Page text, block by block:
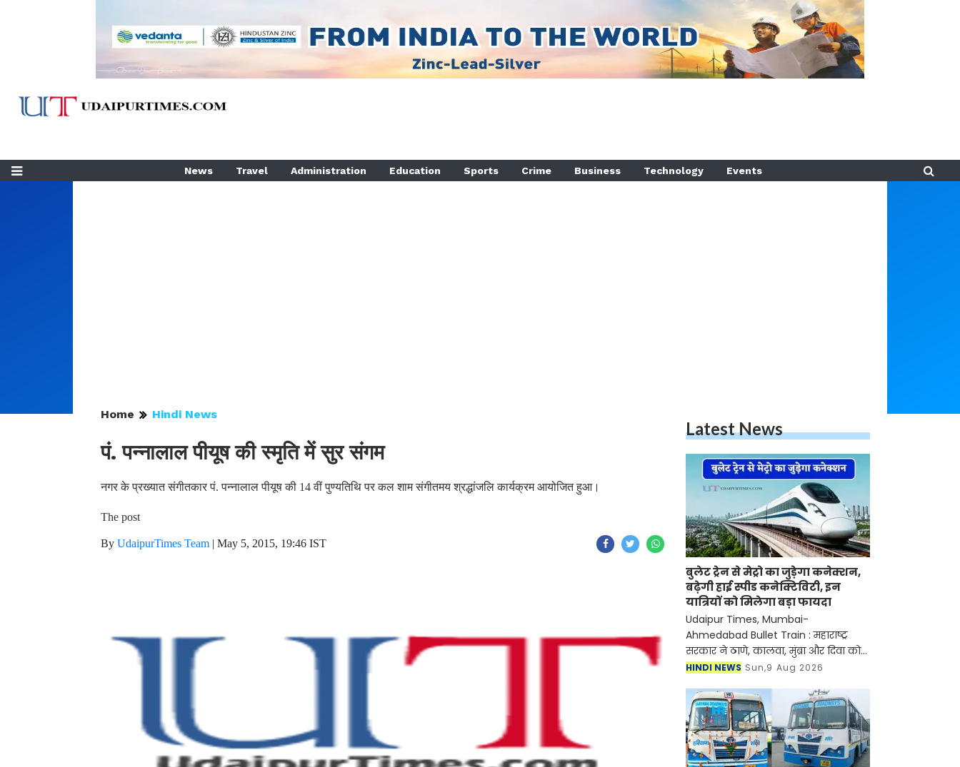
News Travel Administration Education Sports Crime Business Technology Events
Home Hindi News
पं. पन्नालाल पीयूष की स्मृति में सुर संगम
नगर के प्रख्यात संगीतकार पं. पन्नालाल पीयूष की 14 वीं पुण्यतिथि पर कल शाम संगीतमय श्रद्धांजलि कार्यक्रम आयोजित हुआ।
The post
By UdaipurTimes Team | May 5, 2015, 19:46 IST
Latest News
बुलेट ट्रेन से मेट्रो का जुड़ेगा कनेक्शन,
बढ़ेगी हाई स्पीड कनेक्टिविटी, इन
यात्रियों को मिलेगा बड़ा फायदा
Udaipur Times, Mumbai-
Ahmedabad Bullet Train : महाराष्ट्र
सरकार ने ठाणे, कालवा, मुंब्रा और दिवा को
जोड़ने वाले एक नए मेट्रो कॉरिडोर को
हाई-स्पीड रेल कॉरि
HINDI NEWS Sun,9 Aug 2026